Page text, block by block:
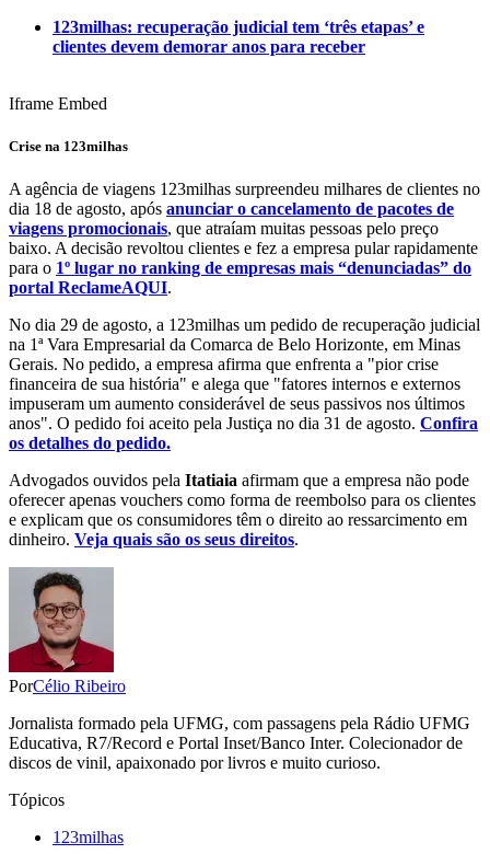
123milhas: recuperação judicial tem ‘três etapas’ e
clientes devem demorar anos para receber
Iframe Embed
Crise na 123milhas
A agência de viagens 123milhas surpreendeu milhares de clientes no
dia 18 de agosto, após anunciar o cancelamento de pacotes de
viagens promocionais, que atraíam muitas pessoas pelo preço
baixo. A decisão revoltou clientes e fez a empresa pular rapidamente
para o 1º lugar no ranking de empresas mais “denunciadas” do
portal ReclameAQUI.
No dia 29 de agosto, a 123milhas um pedido de recuperação judicial
na 1ª Vara Empresarial da Comarca de Belo Horizonte, em Minas
Gerais. No pedido, a empresa afirma que enfrenta a "pior crise
financeira de sua história" e alega que "fatores internos e externos
impuseram um aumento considerável de seus passivos nos últimos
anos". O pedido foi aceito pela Justiça no dia 31 de agosto. Confira
os detalhes do pedido.
Advogados ouvidos pela Itatiaia afirmam que a empresa não pode
oferecer apenas vouchers como forma de reembolso para os clientes
e explicam que os consumidores têm o direito ao ressarcimento em
dinheiro. Veja quais são os seus direitos.
PorCélio Ribeiro
Jornalista formado pela UFMG, com passagens pela Rádio UFMG
Educativa, R7/Record e Portal Inset/Banco Inter. Colecionador de
discos de vinil, apaixonado por livros e muito curioso.
Tópicos
123milhas